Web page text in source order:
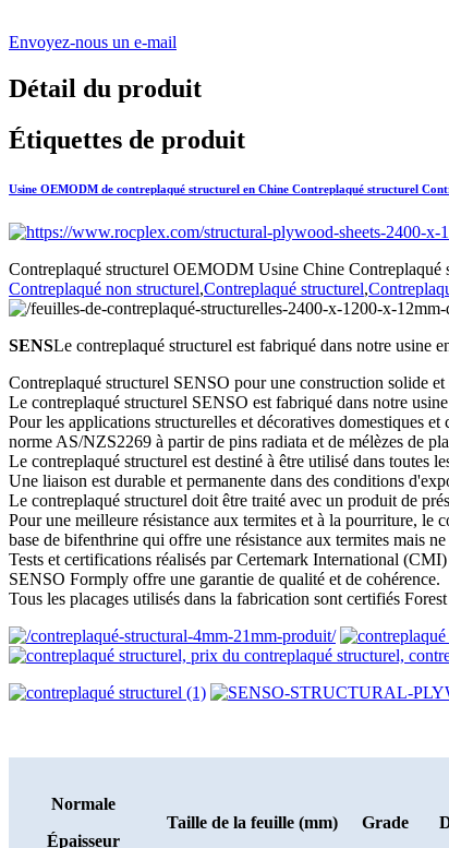
Envoyez-nous un e-mail
Détail du produit
Étiquettes de produit
Usine OEMODM de contreplaqué structurel en Chine Contreplaqué structurel
Contreplaqué structurel OEMODM Usine Chine Contreplaqué
Contreplaqué non structurel,Contreplaqué structurel,
SENSLe contreplaqué structurel est fabriqué dans notre usine
Contreplaqué structurel SENSO pour une construction solide et
Le contreplaqué structurel SENSO est fabriqué dans notre
Pour les applications structurelles et décoratives domestiques
norme AS/NZS2269 à partir de pins radiata et de mélèzes de
Le contreplaqué structurel est destiné à être utilisé dans toutes
Une liaison est durable et permanente dans des conditions
Le contreplaqué structurel doit être traité avec un produit de
Pour une meilleure résistance aux termites et à la pourriture, le
base de bifenthrine qui offre une résistance aux termites mais
Tests et certifications réalisés par Certemark International
SENSO Formply offre une garantie de qualité et de cohérence.
Tous les placages utilisés dans la fabrication sont certifiés
Normale
Épaisseur
Taille de la feuille (mm) Grade